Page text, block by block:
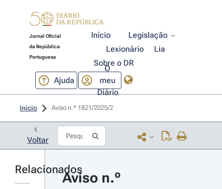
Jornal Oficial
da República
Portuguesa
Início
Legislação
Lexionário
Lia
Sobre o DR
Ajuda
O
meu
Diário
Início Aviso n.º 1821/2025/2
Voltar
Relacionados
Aviso n.º